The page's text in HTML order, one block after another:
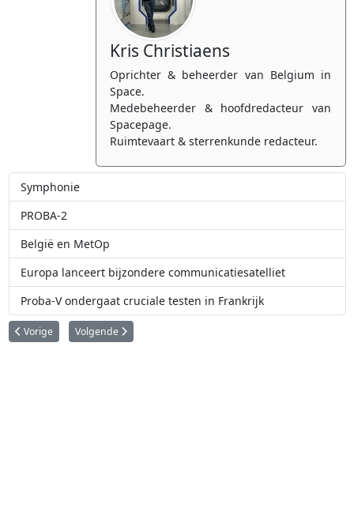
Kris Christiaens
Oprichter & beheerder van Belgium in
Space.
Medebeheerder & hoofdredacteur van
Spacepage.
Ruimtevaart & sterrenkunde redacteur.
Symphonie
PROBA-2
België en MetOp
Europa lanceert bijzondere communicatiesatelliet
Proba-V ondergaat cruciale testen in Frankrijk
Vorig artikel: Symphonie
Vorige Volgende artikel: Redu ESA grondstation
Volgende